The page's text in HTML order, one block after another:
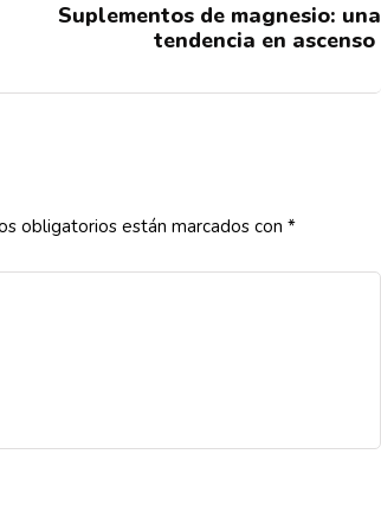
Suplementos de magnesio: una
tendencia en ascenso
obligatorios están marcados con *